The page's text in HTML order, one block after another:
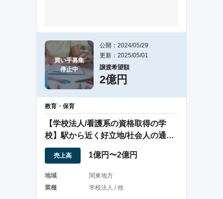
買い手募集
停止中
公開：2024/05/29
更新：2025/05/01
譲渡希望額
2億円
教育・保育
【学校法人/看護系の資格取得の学
校】駅から近く好立地/社会人の通学
も多い
売上高 1億円〜2億円
地域
関東地方
業種
学校法人 / 他